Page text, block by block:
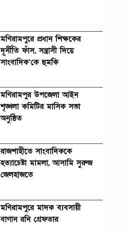
মণিরামপুরে প্রধান শিক্ষকের
দূর্নীতি ফাঁস, সন্ত্রাসী দিয়ে
সাংবাদিক’কে হুমকি
মণিরামপুর উপজেলা আইন
শৃঙ্খলা কমিটির মাসিক সভা
অনুষ্ঠিত‎‎
রাজশাহীতে সাংবাদিককে
হত্যাচেষ্টা মামলা, আসামি সুরুজ
জেলহাজতে
মণিরামপুরে মাদক ব্যবসায়ী
বাগান রনি গ্রেফতার